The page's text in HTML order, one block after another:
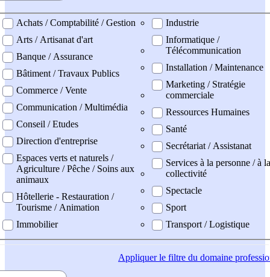
professionel
Achats / Comptabilité / Gestion
Arts / Artisanat d'art
Banque / Assurance
Bâtiment / Travaux Publics
Commerce / Vente
Communication / Multimédia
Conseil / Etudes
Direction d'entreprise
Espaces verts et naturels /
Agriculture / Pêche / Soins aux
animaux
Hôtellerie - Restauration /
Tourisme / Animation
Immobilier
Industrie
Informatique /
Télécommunication
Installation / Maintenance
Marketing / Stratégie
commerciale
Ressources Humaines
Santé
Secrétariat / Assistanat
Services à la personne / à la
collectivité
Spectacle
Sport
Transport / Logistique
Appliquerle filtre du domaine